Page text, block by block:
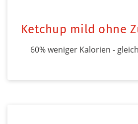
Ketchup mild ohne
60% weniger Kalorien -